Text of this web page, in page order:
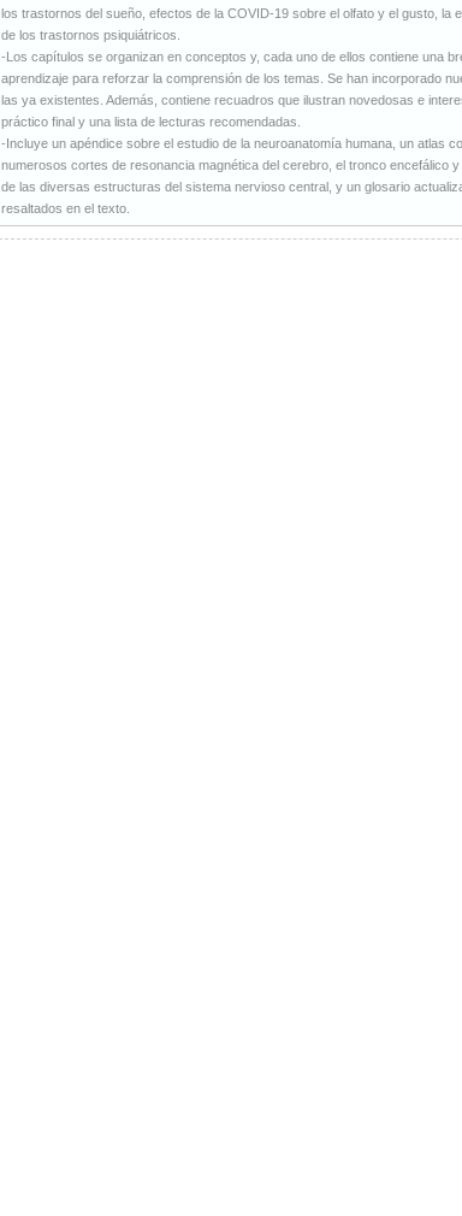
los trastornos del sueño, efectos de la COVID-19 sobre el olfato y el gusto, la
de los trastornos psiquiátricos.
-Los capítulos se organizan en conceptos y, cada uno de ellos contiene una
aprendizaje para reforzar la comprensión de los temas. Se han incorporado
las ya existentes. Además, contiene recuadros que ilustran novedosas e
práctico final y una lista de lecturas recomendadas.
-Incluye un apéndice sobre el estudio de la neuroanatomía humana, un atlas
numerosos cortes de resonancia magnética del cerebro, el tronco encefálico
de las diversas estructuras del sistema nervioso central, y un glosario
resaltados en el texto.